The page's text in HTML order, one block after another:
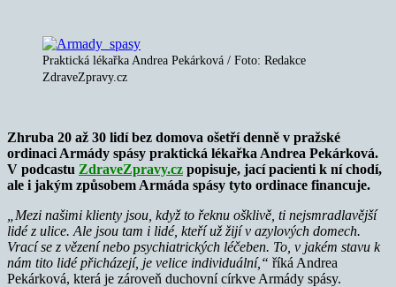
Praktická lékařka Andrea Pekárková / Foto: Redakce
ZdraveZpravy.cz
Zhruba 20 až 30 lidí bez domova ošetří denně v pražské
ordinaci Armády spásy praktická lékařka Andrea Pekárková.
V podcastu ZdraveZpravy.cz popisuje, jací pacienti k ní chodí,
ale i jakým způsobem Armáda spásy tyto ordinace financuje.
Mezi našimi klienty jsou, když to řeknu ošklivě, ti nejsmradlavější
lidé z ulice. Ale jsou tam i lidé, kteří už žijí v azylových domech.
Vrací se z vězení nebo psychiatrických léčeben. To, v jakém stavu k
nám tito lidé přicházejí, je velice individuální,“ říká Andrea
Pekárková, která je zároveň duchovní církve Armády spásy.